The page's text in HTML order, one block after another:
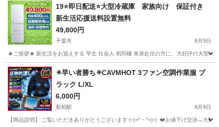
19⭐️即日配送⭐️大型冷蔵庫 家族向け 保証付き
新生活応援送料設置無料
49,800円
千葉市 8月9日
★ご挨拶★ 新生活をお迎えする 学生 社会人 初同棲 単身赴任の方に、大好評の大型冷
千葉 千葉市 キッチン家電
✴️早い者勝ち✴️CAVMHOT 3ファン空調作業服 ブ
ラック L/XL
6,000円
新柏駅 8月9日
【商品説明】 ご覧いただきありがとうございます☆(=^・^=)☆ ❤️お値下げ交渉→大歓迎